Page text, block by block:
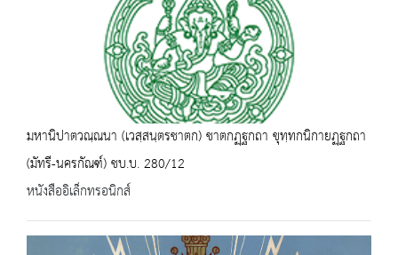
มหานิปาตวณฺณนา (เวสฺสนฺตรชาตก) ชาตกฏฺฐกถา ขุทฺทกนิกายฏฺฐกถา
(มัทรี-นครกัณฑ์) ชบ.บ. 280/12
หนังสืออิเล็กทรอนิกส์